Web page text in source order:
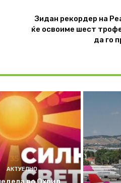
Зидан рекордер на
ќе освоиме шест
да го
АКТУЕЛНО